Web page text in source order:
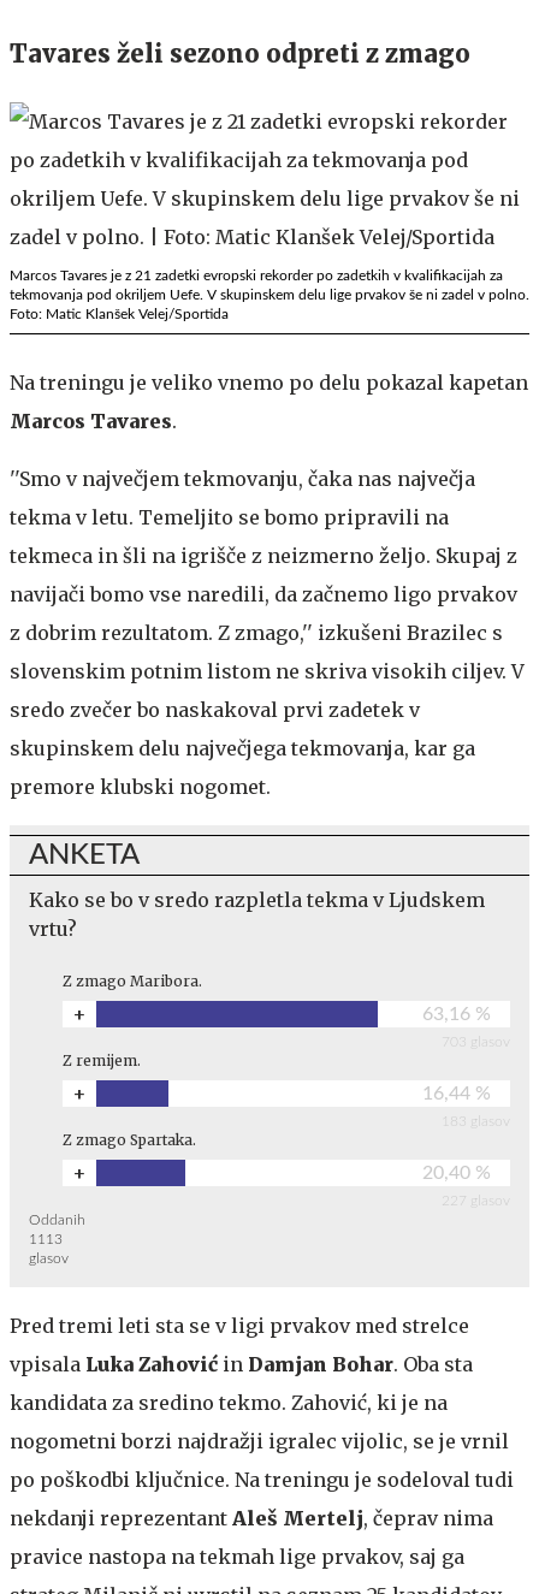
Tavares želi sezono odpreti z zmago
Marcos Tavares je z 21 zadetki evropski rekorder po zadetkih v kvalifikacijah za
tekmovanja pod okriljem Uefe. V skupinskem delu lige prvakov še ni zadel v polno.
Foto: Matic Klanšek Velej/Sportida
Na treningu je veliko vnemo po delu pokazal kapetan
Marcos Tavares.
''Smo v največjem tekmovanju, čaka nas največja
tekma v letu. Temeljito se bomo pripravili na
tekmeca in šli na igrišče z neizmerno željo. Skupaj z
navijači bomo vse naredili, da začnemo ligo prvakov
z dobrim rezultatom. Z zmago,'' izkušeni Brazilec s
slovenskim potnim listom ne skriva visokih ciljev. V
sredo zvečer bo naskakoval prvi zadetek v
skupinskem delu največjega tekmovanja, kar ga
premore klubski nogomet.
ANKETA
Kako se bo v sredo razpletla tekma v Ljudskem
vrtu?
Z zmago Maribora.
+ 63,16 %
703 glasov
Z remijem.
+ 16,44 %
183 glasov
Z zmago Spartaka.
+ 20,40 %
227 glasov
Oddanih
1113
glasov
Pred tremi leti sta se v ligi prvakov med strelce
vpisala Luka Zahović in Damjan Bohar. Oba sta
kandidata za sredino tekmo. Zahović, ki je na
nogometni borzi najdražji igralec vijolic, se je vrnil
po poškodbi ključnice. Na treningu je sodeloval tudi
nekdanji reprezentant Aleš Mertelj, čeprav nima
pravice nastopa na tekmah lige prvakov, saj ga